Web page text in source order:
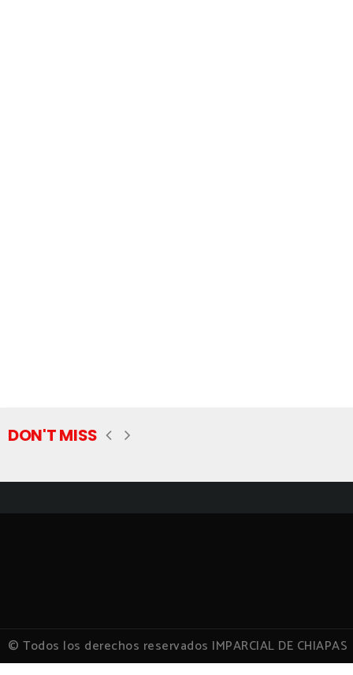
DON'T MISS
© Todos los derechos reservados IMPARCIAL DE CHIAPAS